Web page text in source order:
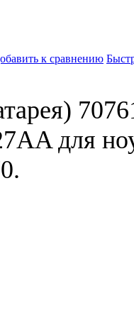
к сравнению
для